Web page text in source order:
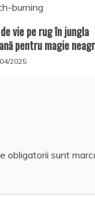
vie pe rug în jungla
pentru magie
2025
obligatorii sunt